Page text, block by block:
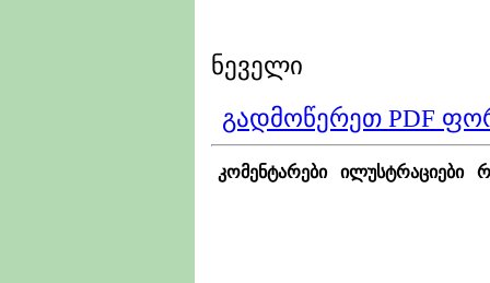
ნეველი
გადმოწერეთ PDF
კომენტარები ილუსტრაციები